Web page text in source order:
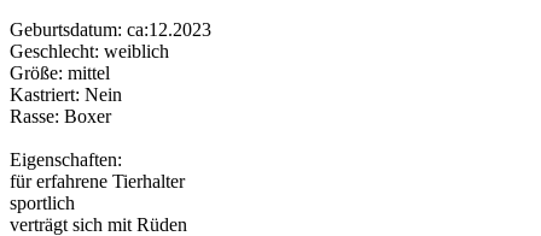
Geburtsdatum: ca:12.2023
Geschlecht: weiblich
Größe: mittel
Kastriert: Nein
Rasse: Boxer
Eigenschaften:
für erfahrene Tierhalter
sportlich
verträgt sich mit Rüden